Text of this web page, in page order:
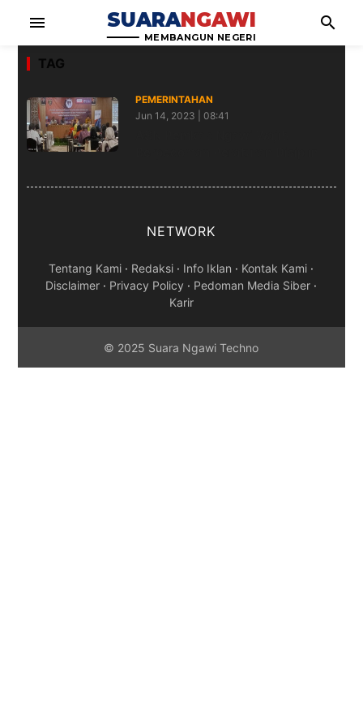
menu SUARANGAWI
MEMBANGUN NEGERI
search
TAG
PEMERINTAHAN
Jun 14, 2023 | 08:41
NETWORK
Tentang Kami · Redaksi · Info Iklan · Kontak Kami ·
Disclaimer · Privacy Policy · Pedoman Media Siber ·
Karir
© 2025 Suara Ngawi Techno